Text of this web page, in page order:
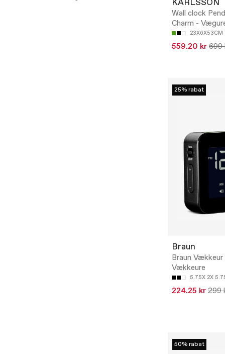
KARLSSON
Wall clock
Charm -
23X6X53CM
559.20 kr 699
25% rabat
Braun
Braun Vækkeur
Vækkeure
5.75X 2X
224.25 kr 299
50% rabat